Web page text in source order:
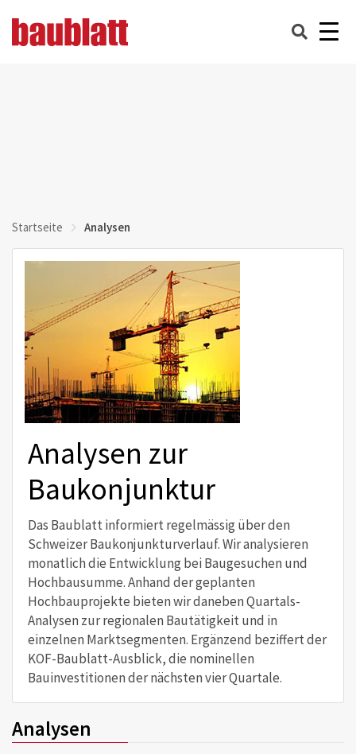
Startseite Analysen
Analysen zur
Baukonjunktur
Das Baublatt informiert regelmässig über den
Schweizer Baukonjunkturverlauf. Wir analysieren
monatlich die Entwicklung bei Baugesuchen und
Hochbausumme. Anhand der geplanten
Hochbauprojekte bieten wir daneben Quartals-
Analysen zur regionalen Bautätigkeit und in
einzelnen Marktsegmenten. Ergänzend beziffert der
KOF-Baublatt-Ausblick, die nominellen
Bauinvestitionen der nächsten vier Quartale.
Analysen